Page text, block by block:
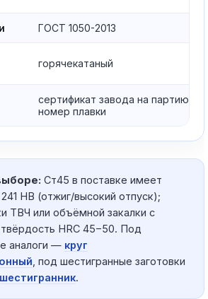
ГОСТ 1050-2013
горячекатаный
сертификат завода на партию,
номер плавки
Ст45 в поставке имеет
HB (отжиг/высокий отпуск);
ТВЧ или объёмной закалки с
HRC 45−50. Под
аналоги — круг
, под шестигранные заготовки
шестигранник.